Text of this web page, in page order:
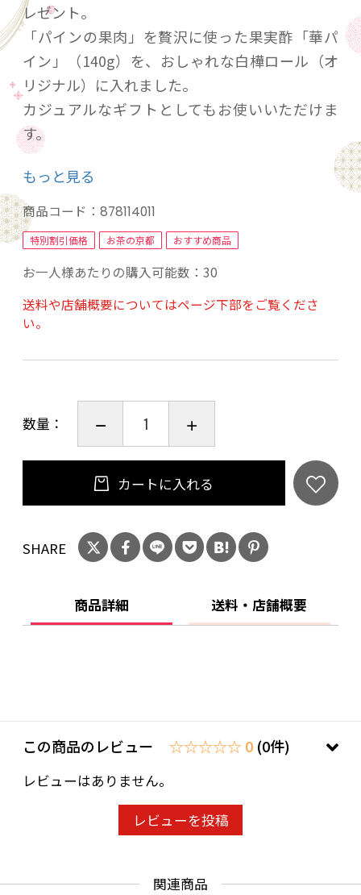
レゼント。
「パインの果肉」を贅沢に使った果実酢「華パ
イン」（140g）を、おしゃれな白樺ロール（オ
リジナル）に入れました。
カジュアルなギフトとしてもお使いいただけま
す。
元気スイッチON！ 果実酢ではじまる元気な
私。
「お酢は、酸っぱいから苦手」とおっしゃる方
に、是非お試しいただきたいパインの果実酢で
す。
日本最南端の畑、石垣島の生産者（石垣島ＳＵ
酵。その果実酢に、さらにパインの果肉を加
え、シロップの様に仕上げました。甘味は粗糖
と精華町産ハチミツだけで、人工的香料・甘味
料は不使用。「果汁」だって使わず、贅沢に果
肉だけを使いました。
賞味期限は、製造日より２年です。
原液を、炭酸、水、お湯で３～４倍程度に薄め
てお飲みください。お子様には牛乳割りが人気
豚のスペアリブをトマトソースと混ぜて一昼夜
冷蔵庫で寝かせます。グリル皿にソースととも
にお肉を取り出し、玉ねぎをのせてオーブント
ースターで１５分。出来上がり５分前にとろけ
るチーズをのせてください。やわらかくなった
ください。
もっと見る
商品コード： 878114011
特別割引価格 お茶の京都 おすすめ商品
お一人様あたりの購入可能数：30
送料や店舗概要についてはページ下部をご覧くださ
い。
数量：
カートに入れる
SHARE
商品詳細 送料・店舗概要
この商品のレビュー ☆☆☆☆☆ 0 (0件)
レビューはありません。
レビューを投稿
関連商品